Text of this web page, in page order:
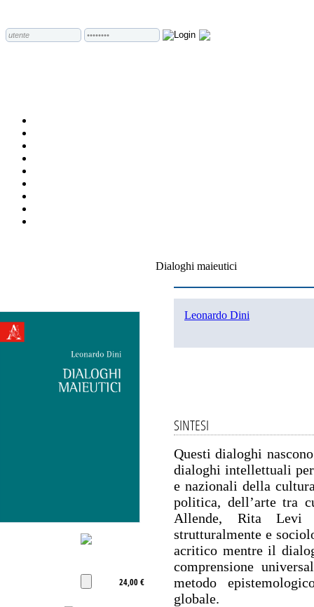
Dialoghi maieutici
24,00 €
Leonardo Dini
SINTESI
Questi dialoghi
dialoghi intellettuali
e nazionali della
politica, dell’arte tra
Allende, Rita
strutturalmente e
acritico mentre il
comprensione
metodo
globale.